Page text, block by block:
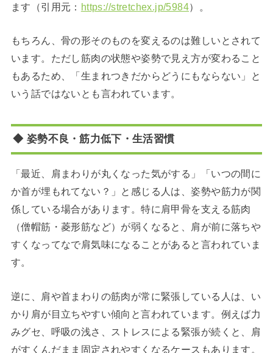
ます（引用元： https://stretchex.jp/5984）。
もちろん、骨の形そのものを変えるのは難しいとされて
います。ただし筋肉の状態や姿勢で見え方が変わること
もあるため、「生まれつきだからどうにもならない」と
いう話ではないとも言われています。
◆ 姿勢不良・筋力低下・生活習慣
「最近、肩まわりが丸くなった気がする」「いつの間に
か首が埋もれてない？」と感じる人は、姿勢や筋力が関
係している場合があります。特に肩甲骨を支える筋肉
（僧帽筋・菱形筋など）が弱くなると、肩が前に落ちや
すくなってなで肩気味になることがあると言われていま
す。
逆に、肩や首まわりの筋肉が常に緊張している人は、い
かり肩が目立ちやすい傾向と言われています。例えば力
みグセ、呼吸の浅さ、ストレスによる緊張が続くと、肩
がすくんだまま固定されやすくなるケースもあります。